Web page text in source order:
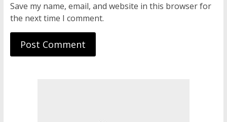
Save my name, email, and website in this browser for
the next time I comment.